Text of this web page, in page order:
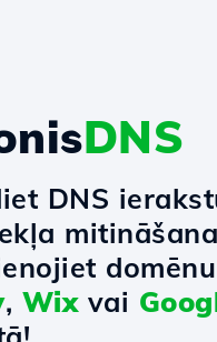
DNS
DNS
, Wixvai